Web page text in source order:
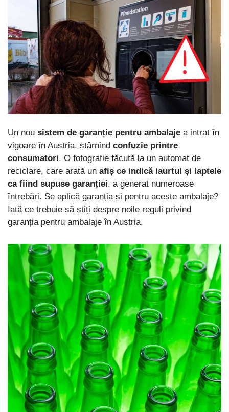
Un nou sistem de garanție pentru ambalaje a intrat în
vigoare în Austria, stârnind confuzie printre
consumatori. O fotografie făcută la un automat de
reciclare, care arată un afiș ce indică iaurtul și laptele
ca fiind supuse garanției, a generat numeroase
întrebări. Se aplică garanția și pentru aceste ambalaje?
Iată ce trebuie să știți despre noile reguli privind
garanția pentru ambalaje în Austria.